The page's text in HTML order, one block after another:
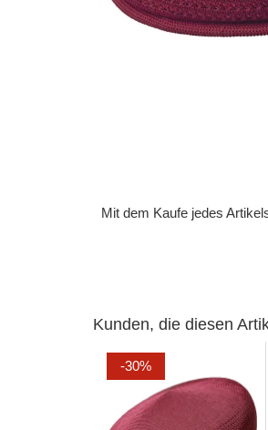
Mit dem Kaufe jedes
Kunden, die diesen
-30%